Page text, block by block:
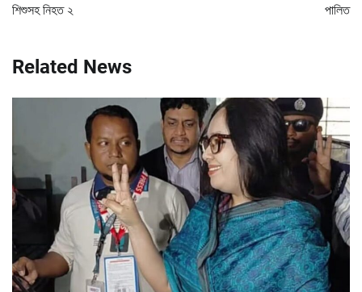
শিশুসহ নিহত ২
পালিত
Related News